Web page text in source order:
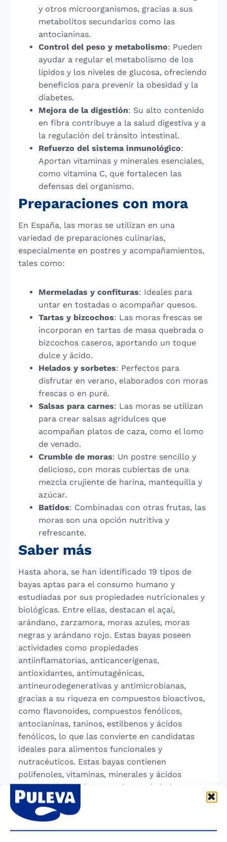
y otros microorganismos, gracias a sus
metabolitos secundarios como las
antocianinas.
Control del peso y metabolismo: Pueden
ayudar a regular el metabolismo de los
lípidos y los niveles de glucosa, ofreciendo
beneficios para prevenir la obesidad y la
diabetes.
Mejora de la digestión: Su alto contenido
en fibra contribuye a la salud digestiva y a
la regulación del tránsito intestinal.
Refuerzo del sistema inmunológico:
Aportan vitaminas y minerales esenciales,
como vitamina C, que fortalecen las
defensas del organismo.
Preparaciones con mora
En España, las moras se utilizan en una
variedad de preparaciones culinarias,
especialmente en postres y acompañamientos,
tales como:
Mermeladas y confituras: Ideales para
untar en tostadas o acompañar quesos.
Tartas y bizcochos: Las moras frescas se
incorporan en tartas de masa quebrada o
bizcochos caseros, aportando un toque
dulce y ácido.
Helados y sorbetes: Perfectos para
disfrutar en verano, elaborados con moras
frescas o en puré.
Salsas para carnes: Las moras se utilizan
para crear salsas agridulces que
acompañan platos de caza, como el lomo
de venado.
Crumble de moras: Un postre sencillo y
delicioso, con moras cubiertas de una
mezcla crujiente de harina, mantequilla y
azúcar.
Batidos: Combinadas con otras frutas, las
moras son una opción nutritiva y
refrescante.
Saber más
Hasta ahora, se han identificado 19 tipos de
bayas aptas para el consumo humano y
estudiadas por sus propiedades nutricionales y
biológicas. Entre ellas, destacan el açaí,
arándano, zarzamora, moras azules, moras
negras y arándano rojo. Estas bayas poseen
actividades como propiedades
antiinflamatorias, anticancerígenas,
antioxidantes, antimutagénicas,
antineurodegenerativas y antimicrobianas,
gracias a su riqueza en compuestos bioactivos,
como flavonoides, compuestos fenólicos,
antocianinas, taninos, estilbenos y ácidos
fenólicos, lo que las convierte en candidatas
ideales para alimentos funcionales y
nutracéuticos. Estas bayas contienen
polifenoles, vitaminas, minerales y ácidos
grasos que han demostrado propiedades
antioxidantes, antiinflamatorias, antidiabéticas,
neuroprotectoras, cardioprotectoras y
anticancerígenas en estudios in vitro e in vivo.